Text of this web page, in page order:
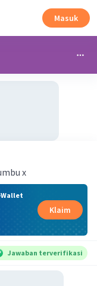
Masuk
x
Wallet
Klaim
Jawaban terverifikasi